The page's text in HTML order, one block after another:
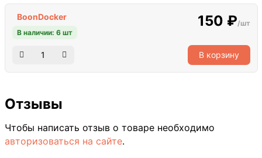
BoonDocker
В наличии: 6 шт
150 ₽/шт
В корзину
Отзывы
Чтобы написать отзыв о товаре необходимо
авторизоваться на сайте.